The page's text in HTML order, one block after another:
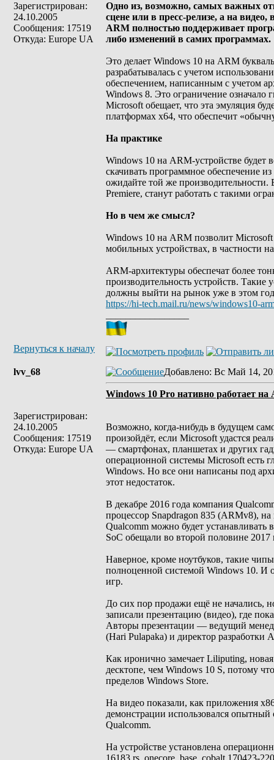
Зарегистрирован:
24.10.2005
Сообщения: 17519
Откуда: Europe UA
Одно из, возможно, самых важных
сцене или в пресс-релизе, а на
ARM полностью поддерживает
либо изменений в самих программах.
Это делает Windows 10 на ARM
разрабатывалась с учетом
обеспечением, написанным с учетом
Windows 8. Это ограничение означало
Microsoft обещает, что эта эмуляция
платформах x64, что обеспечит
На практике
Windows 10 на ARM-устройстве будет
скачивать программное обеспечение
ожидайте той же производительности.
Premiere, станут работать с такими
Но в чем же смысл?
Windows 10 на ARM позволит
мобильных устройствах, в частности
ARM-архитектуры обеспечат более
производительность устройств. Такие
должны выйти на рынок уже в этом
https://hi-tech.mail.ru/news/windows10-
Вернуться к началу
lvv_68
Зарегистрирован:
24.10.2005
Сообщения: 17519
Откуда: Europe UA
Добавлено: Вс Май 14,
Windows 10 Pro нативно работает на
Возможно, когда-нибудь в будущем
произойдёт, если Microsoft удастся
— смартфонах, планшетах и других
операционной системы Microsoft есть
Windows. Но все они написаны под
этот недостаток.
В декабре 2016 года компания
процессор Snapdragon 835 (ARMv8),
Qualcomm можно будет
SoC обещали во второй половине 2017
Наверное, кроме ноутбуков, такие
полноценной системой Windows 10. И
игр.
До сих пор продажи ещё не начались,
записали презентацию (видео), где
Авторы презентации — ведущий
(Hari Pulapaka) и директор
Как иронично замечает Liliputing,
десктопе, чем Windows 10 S, потому
пределов Windows Store.
На видео показали, как приложения
демонстрации использовался
Qualcomm.
На устройстве установлена